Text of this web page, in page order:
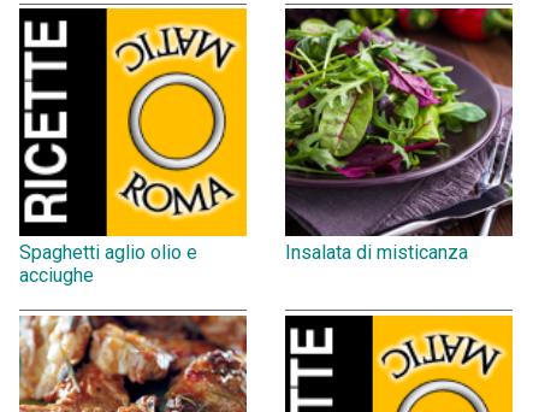
Spaghetti aglio olio e
acciughe
Insalata di misticanza